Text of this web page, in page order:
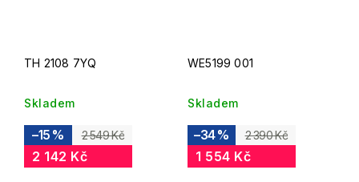
TH 2108 7YQ
Skladem
2 549 Kč
–15 %
2 142 Kč
WE5199 001
Skladem
2 390 Kč
–34 %
1 554 Kč